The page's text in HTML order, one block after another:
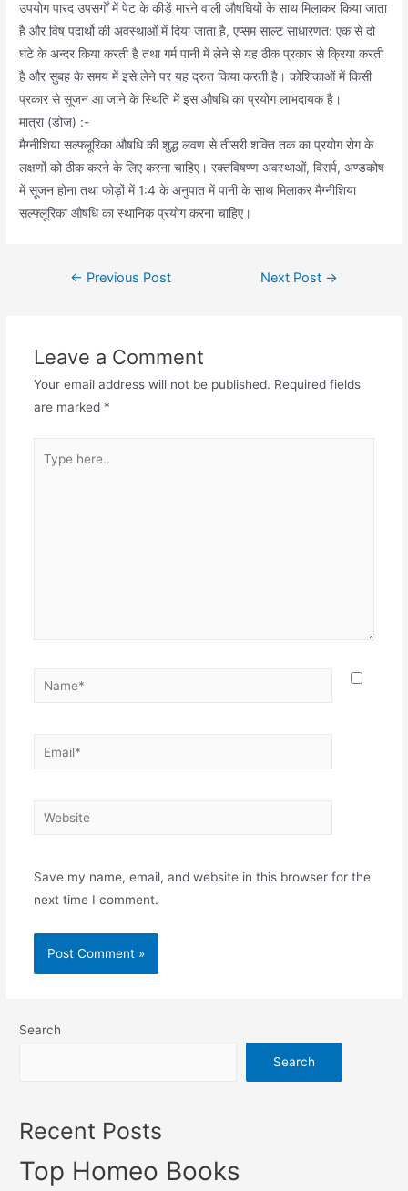
उपयोग पारद उपसर्गों में पेट के कीड़ें मारने वाली औषधियों के साथ मिलाकर किया जाता
है और विष पदार्थो की अवस्थाओं में दिया जाता है, एप्सम साल्ट साधारणत: एक से दो
घंटे के अन्दर किया करती है तथा गर्म पानी में लेने से यह ठीक प्रकार से क्रिया करती
है और सुबह के समय में इसे लेने पर यह द्रुत किया करती है। कोशिकाओं में किसी
प्रकार से सूजन आ जाने के स्थिति में इस औषधि का प्रयोग लाभदायक है।
मात्रा (डोज) :-
मैग्नीशिया सल्फ्लूरिका औषधि की शुद्ध लवण से तीसरी शक्ति तक का प्रयोग रोग के
लक्षणों को ठीक करने के लिए करना चाहिए। रक्तविषण्ण अवस्थाओं, विसर्प, अण्डकोष
में सूजन होना तथा फोड़ों में 1:4 के अनुपात में पानी के साथ मिलाकर मैग्नीशिया
सल्फ्लूरिका औषधि का स्थानिक प्रयोग करना चाहिए।
Post← Previous Post Next Post →
Leave a Comment
Your email address will not be published. Required fields
are marked *
here..
Name*
Email*
Website
Save my name, email, and website in this browser for the
next time I comment.
Search
Search
Recent Posts
Top Homeo Books